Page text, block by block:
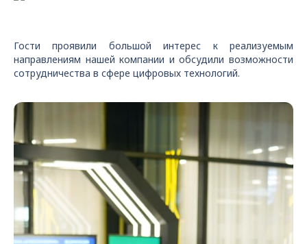
Гости проявили большой интерес к реализуемым
направлениям нашей компании и обсудили возможности
сотрудничества в сфере цифровых технологий.